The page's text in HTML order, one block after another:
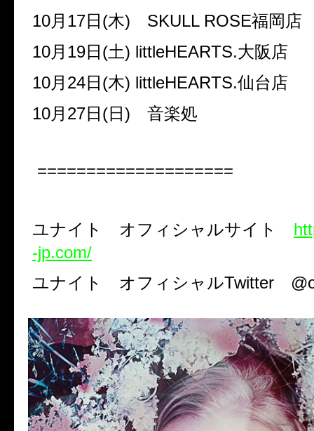
10月 17日 (木) SKULL ROSE福岡店
10月 19日 (土) littleHEARTS.大阪店
10月 24日 (木) littleHEARTS.仙台店
10月 27日 (日 ) 音楽処
====================
ユナイト オフィシャルサイト
-jp.com/
ユナイト オフィシャルTwitter